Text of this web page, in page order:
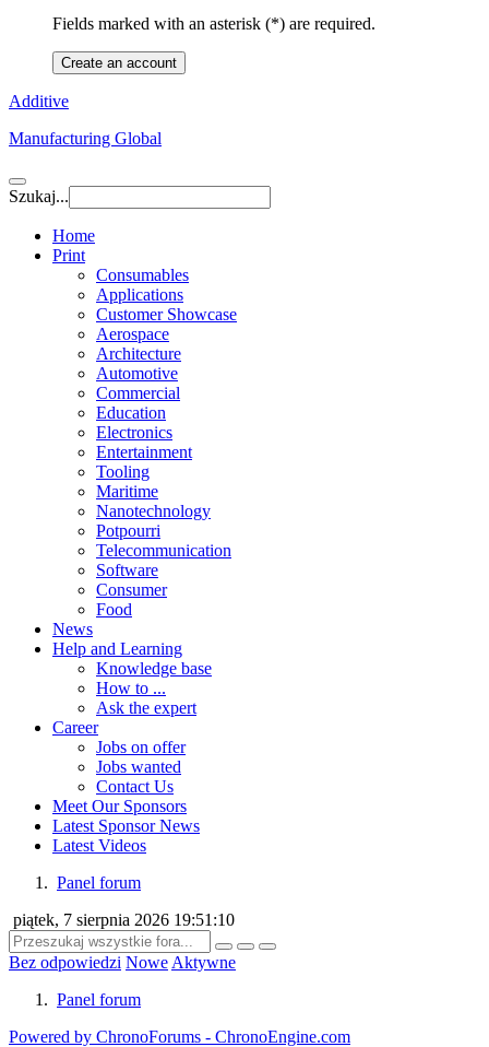
Fields marked with an asterisk (*) are required.
Create an account
Additive
Manufacturing Global
Szukaj...
Home
Print
Consumables
Applications
Customer Showcase
Aerospace
Architecture
Automotive
Commercial
Education
Electronics
Entertainment
Tooling
Maritime
Nanotechnology
Potpourri
Telecommunication
Software
Consumer
Food
News
Help and Learning
Knowledge base
How to ...
Ask the expert
Career
Jobs on offer
Jobs wanted
Contact Us
Meet Our Sponsors
Latest Sponsor News
Latest Videos
Panel forum
piątek, 7 sierpnia 2026 19:51:10
Bez odpowiedzi Nowe Aktywne
Panel forum
Powered by ChronoForums - ChronoEngine.com